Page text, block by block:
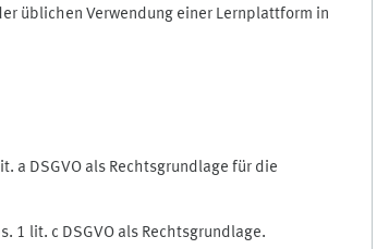
üblichen Verwendung einer Lernplattform in
a DSGVO als Rechtsgrundlage für die
1 lit. c DSGVO als Rechtsgrundlage.